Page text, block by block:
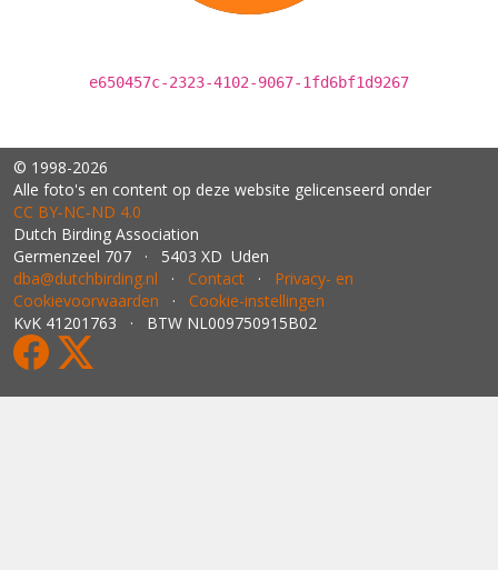
e650457c-2323-4102-9067-1fd6bf1d9267
© 1998-2026
Alle foto's en content op deze website gelicenseerd onder
CC BY‑NC‑ND 4.0
Dutch Birding Association
Germenzeel 707 · 5403 XD Uden
dba@dutchbirding.nl · Contact · Privacy- en
Cookievoorwaarden · Cookie-instellingen
KvK 41201763 · BTW NL009750915B02